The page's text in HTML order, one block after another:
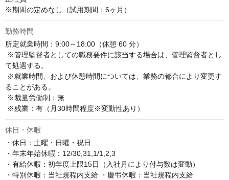
※期間の定めなし（試用期間：6ヶ月）
勤務時間
所定就業時間：9:00～18:00（休憩 60 分）
て処遇する。
ることがある。
※残業：有（月30時間程度※変動性あり）
休日・休暇
・休日：土曜・日曜・祝日
・年末年始休暇：12/30,31,1/1,2,3
・有給休暇：初年度上限15日（入社月により付与数は変動）
・特別休暇：当社規程内支給 ・慶弔休暇：当社規程内支給